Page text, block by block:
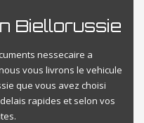
Biellorussie
nessecaire a
vous livrons le vehicule
que vous avez choisi
rapides et selon vos